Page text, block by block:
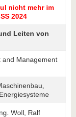
nicht mehr im
2024
Leiten von
and Management
Woll, Ralf